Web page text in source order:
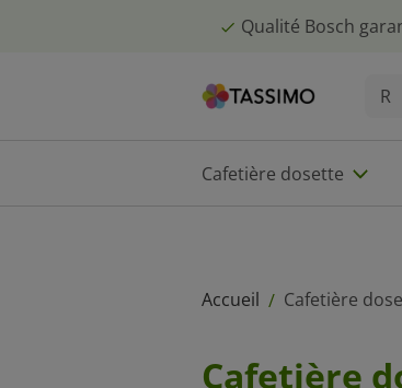
Qualité Bosch
Cafetière dosette
Accueil / Cafetière
Cafetière